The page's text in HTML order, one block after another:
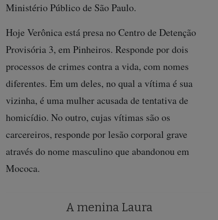
Ministério Público de São Paulo.
Hoje Verônica está presa no Centro de Detenção
Provisória 3, em Pinheiros. Responde por dois
processos de crimes contra a vida, com nomes
diferentes. Em um deles, no qual a vítima é sua
vizinha, é uma mulher acusada de tentativa de
homicídio. No outro, cujas vítimas são os
carcereiros, responde por lesão corporal grave
através do nome masculino que abandonou em
Mococa.
A menina Laura